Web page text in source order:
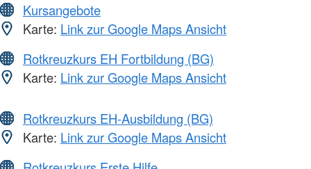
Kursangebote
Karte: Link zur Google Maps Ansicht
Rotkreuzkurs EH Fortbildung (BG)
Karte: Link zur Google Maps Ansicht
Rotkreuzkurs EH-Ausbildung (BG)
Karte: Link zur Google Maps Ansicht